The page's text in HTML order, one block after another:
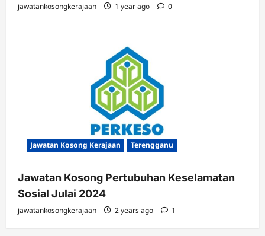
jawatankosongkerajaan 1 year ago 0
Jawatan Kosong Kerajaan Terengganu
Jawatan Kosong Pertubuhan Keselamatan
Sosial Julai 2024
jawatankosongkerajaan 2 years ago 1